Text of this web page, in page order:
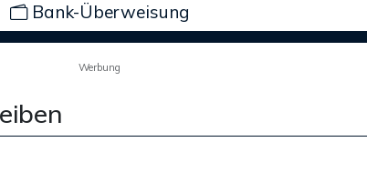
Bank-Überweisung
Werbung